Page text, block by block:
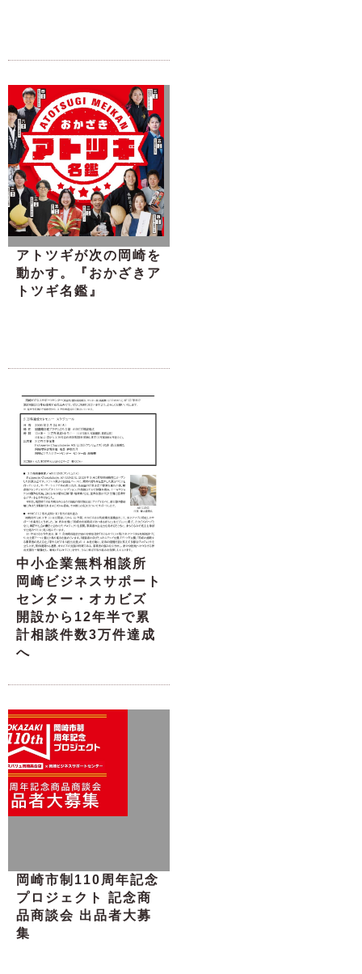
アトツギが次の岡崎を
動かす。『おかざきア
トツギ名鑑』
中小企業無料相談所
岡崎ビジネスサポート
センター・オカビズ
開設から12年半で累
計相談件数3万件達成
へ
岡崎市制110周年記念
プロジェクト 記念商
品商談会 出品者大募
集